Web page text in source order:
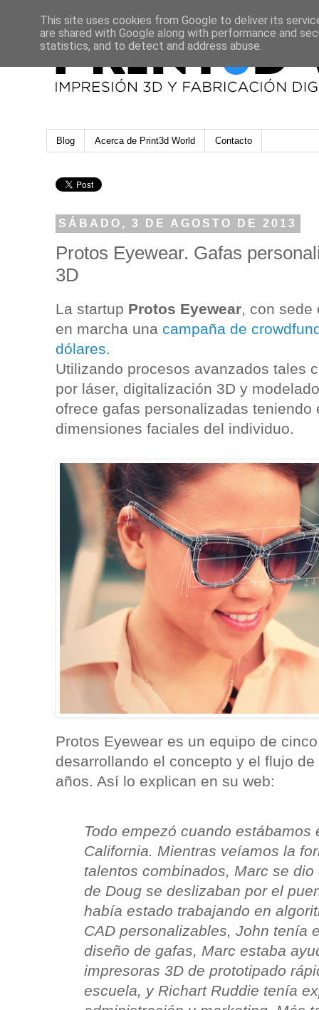
Blog Acerca de Print3d World Contacto
SÁBADO, 3 DE AGOSTO DE 2013
Protos Eyewear. Gafas
3D
La startup Protos Eyewear, con sede
en marcha una campaña de
dólares.
Utilizando procesos avanzados tales
por láser, digitalización 3D y
ofrece gafas personalizadas
dimensiones faciales del individuo.
Protos Eyewear es un equipo de
desarrollando el concepto y el flujo
años. Así lo explican en su web:
Todo empezó cuando estábamos
California. Mientras veíamos la
talentos combinados, Marc se
de Doug se deslizaban por el
había estado trabajando en
CAD personalizables, John tenía
diseño de gafas, Marc estaba
impresoras 3D de prototipado
escuela, y Richart Ruddie tenía
This site uses cookies from Google to deliver its
are shared with Google along with performance and
statistics, and to detect and address abuse.